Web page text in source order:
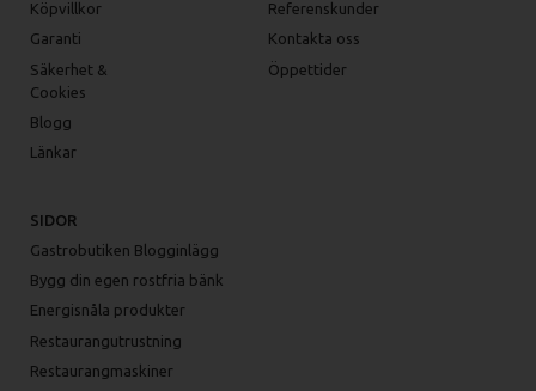
Köpvillkor
Garanti
Säkerhet &
Cookies
Blogg
Länkar
Referenskunder
Kontakta oss
Öppettider
SIDOR
Gastrobutiken Blogginlägg
Bygg din egen rostfria bänk
Energisnåla produkter
Restaurangutrustning
Restaurangmaskiner